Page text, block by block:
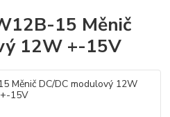
15 Měnič
12W +-15V